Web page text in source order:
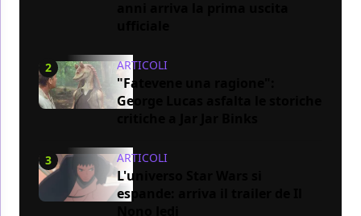
2 ARTICOLI
"Fatevene una ragione":
George Lucas asfalta le storiche
3 ARTICOLI
L'universo Star Wars si
espande: arriva il trailer de Il